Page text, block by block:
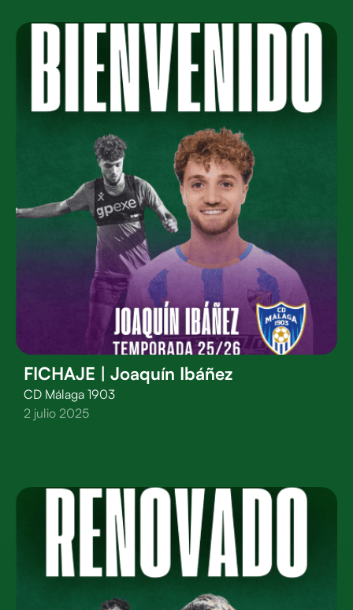
FICHAJE | Joaquín Ibáñez
CD Málaga 1903
2 julio 2025